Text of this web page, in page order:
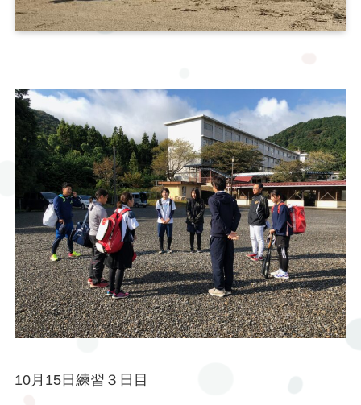
10月15日練習３日目